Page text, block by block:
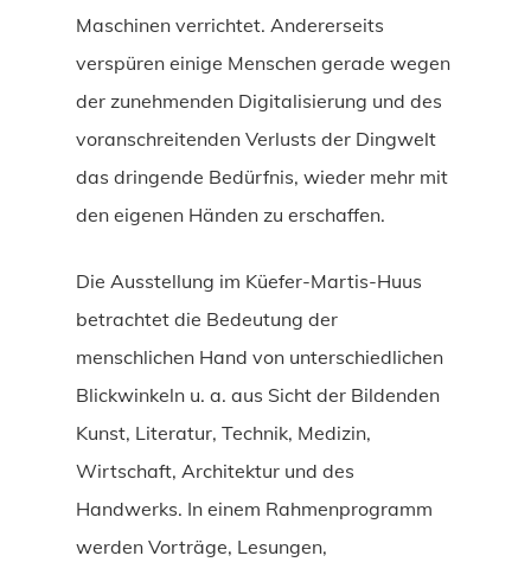
Maschinen verrichtet. Andererseits
verspüren einige Menschen gerade wegen
der zunehmenden Digitalisierung und des
voranschreitenden Verlusts der Dingwelt
das dringende Bedürfnis, wieder mehr mit
den eigenen Händen zu erschaffen.
Die Ausstellung im Küefer-Martis-Huus
betrachtet die Bedeutung der
menschlichen Hand von unterschiedlichen
Blickwinkeln u. a. aus Sicht der Bildenden
Kunst, Literatur, Technik, Medizin,
Wirtschaft, Architektur und des
Handwerks. In einem Rahmenprogramm
werden Vorträge, Lesungen,